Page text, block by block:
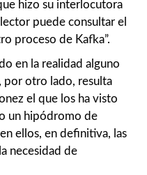
hizo su interlocutora
puede consultar el
proceso de Kafka”.
en la realidad alguno
por otro lado, resulta
el que los ha visto
un hipódromo de
ellos, en definitiva, las
necesidad de